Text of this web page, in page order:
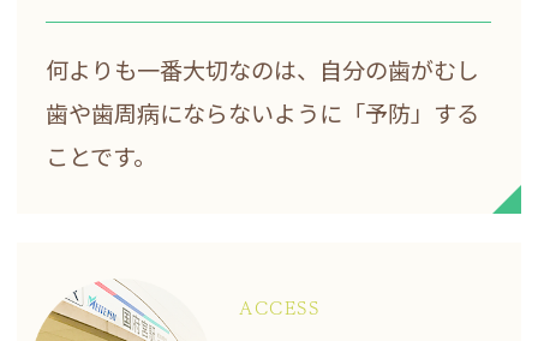
何よりも一番大切なのは、 自分の歯がむし
歯や歯周病にならないように 「予防」する
ことです。
ACCESS